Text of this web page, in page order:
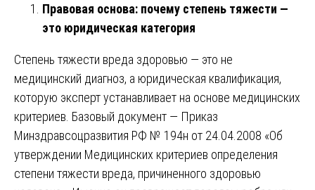
Правовая основа: почему степень тяжести —
это юридическая категория
Степень тяжести вреда здоровью — это не
медицинский диагноз, а юридическая квалификация,
которую эксперт устанавливает на основе медицинских
критериев. Базовый документ — Приказ
Минздравсоцразвития РФ № 194н от 24.04.2008 «Об
утверждении Медицинских критериев определения
степени тяжести вреда, причиненного здоровью